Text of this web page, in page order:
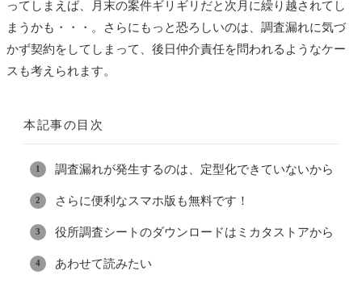
ってしまえば、月末の案件ギリギリだと次月に繰り越されてし
まうかも・・・。さらにもっと恐ろしいのは、調査漏れに気づ
かず契約をしてしまって、後日仲介責任を問われるようなケー
スも考えられます。
本記事の目次
調査漏れが発生するのは、定型化できていないから
さらに便利なスマホ版も無料です！
役所調査シートのダウンロードはミカタストアから
あわせて読みたい